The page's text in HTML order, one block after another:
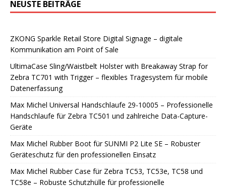
NEUSTE BEITRÄGE
ZKONG Sparkle Retail Store Digital Signage – digitale
Kommunikation am Point of Sale
UltimaCase Sling/Waistbelt Holster with Breakaway Strap for
Zebra TC701 with Trigger – flexibles Tragesystem für mobile
Datenerfassung
Max Michel Universal Handschlaufe 29-10005 – Professionelle
Handschlaufe für Zebra TC501 und zahlreiche Data-Capture-
Geräte
Max Michel Rubber Boot für SUNMI P2 Lite SE – Robuster
Geräteschutz für den professionellen Einsatz
Max Michel Rubber Case für Zebra TC53, TC53e, TC58 und
TC58e – Robuste Schutzhülle für professionelle